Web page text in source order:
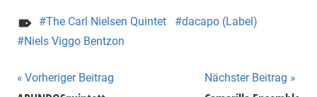
The Carl Nielsen Quintet
dacapo (Label)
Niels Viggo Bentzon
Beitragsnavigation
Vorheriger Beitrag Nächster Beitrag